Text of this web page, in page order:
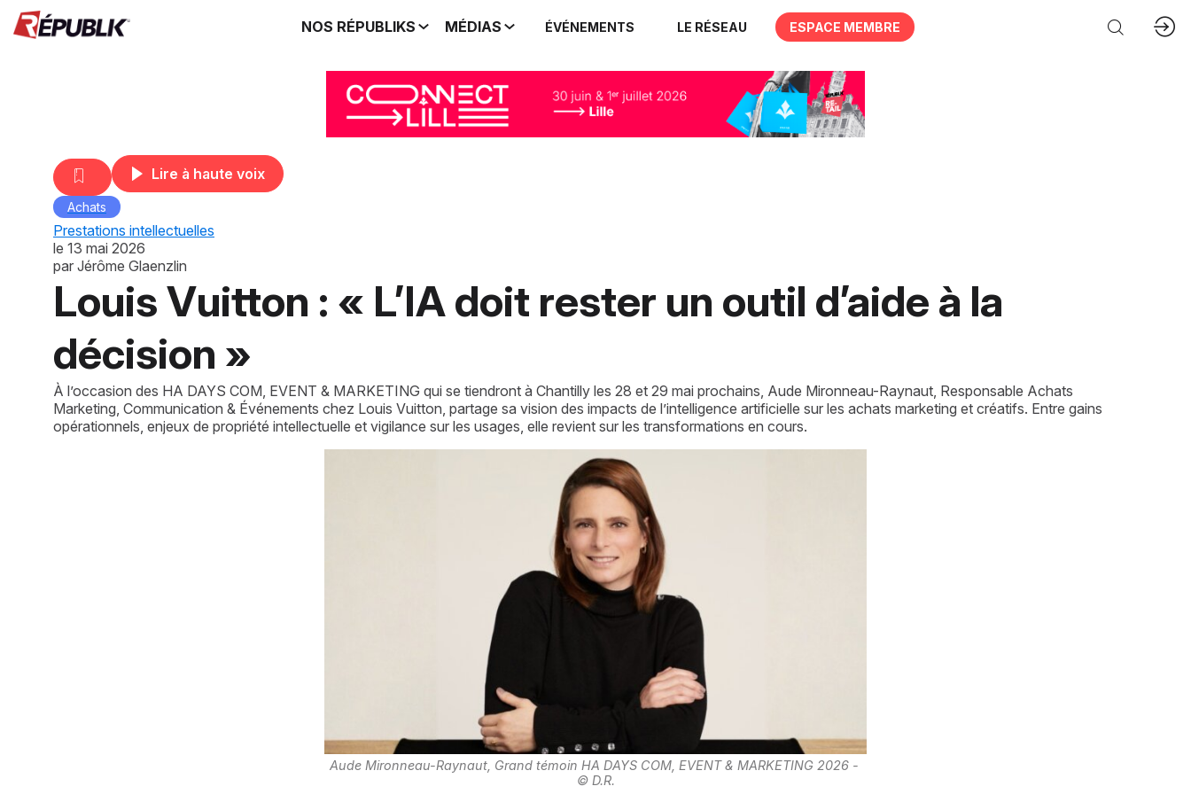
NOS RÉPUBLIKS MÉDIAS ÉVÉNEMENTS LE RÉSEAU ESPACE MEMBRE
Lire à haute voix
Achats
Prestations intellectuelles
le 13 mai 2026
par Jérôme Glaenzlin
Louis Vuitton : « L’IA doit rester un outil d’aide à la
décision »
À l’occasion des HA DAYS COM, EVENT & MARKETING qui se tiendront à Chantilly les 28 et 29 mai prochains, Aude Mironneau-Raynaut, Responsable Achats
Marketing, Communication & Événements chez Louis Vuitton, partage sa vision des impacts de l’intelligence artificielle sur les achats marketing et créatifs. Entre gains
opérationnels, enjeux de propriété intellectuelle et vigilance sur les usages, elle revient sur les transformations en cours.
Aude Mironneau-Raynaut, Grand témoin HA DAYS COM, EVENT & MARKETING 2026 -
© D.R.